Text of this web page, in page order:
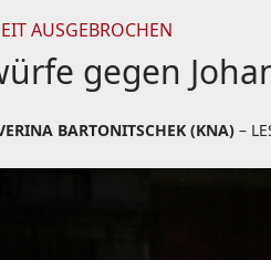
AUSGEBROCHEN
gegen
BARTONITSCHEK (KNA) –